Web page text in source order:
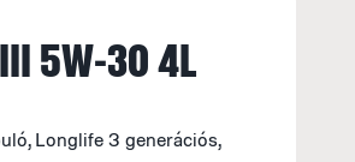
5W-30 4L
Longlife 3 generációs,